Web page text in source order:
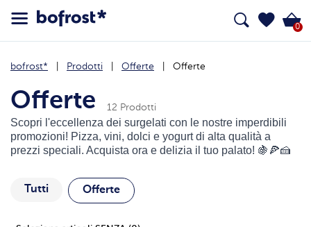
0
bofrost* Prodotti Offerte Offerte
Offerte 12 Prodotti
Scopri l'eccellenza dei surgelati con le nostre imperdibili
promozioni! Pizza, vini, dolci e yogurt di alta qualità a
prezzi speciali. Acquista ora e delizia il tuo palato! 🍇🍕🍰
Tutti Offerte